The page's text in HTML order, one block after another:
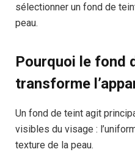
sélectionner un fond de
peau.
Pourquoi le fond
transforme
Un fond de teint agit
visibles du visage :
texture de la peau.